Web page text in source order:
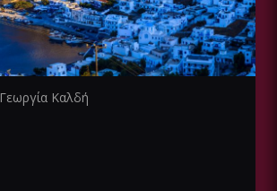
Γεωργία Καλδή